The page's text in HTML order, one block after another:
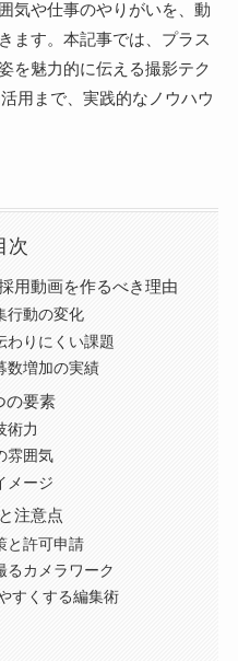
気や仕事のやりがいを、動
ます。本記事では、プラス
を魅力的に伝える撮影テク
用まで、実践的なノウハウ
次
用動画を作るべき理由
行動の変化
わりにくい課題
数増加の実績
の要素
術力
雰囲気
メージ
注意点
と許可申請
るカメラワーク
すくする編集術